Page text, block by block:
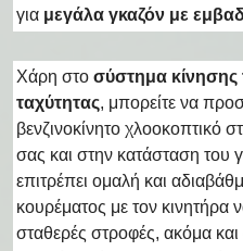
για μεγάλα γκαζόν με
Χάρη στο σύστημα
ταχύτητας, μπορείτε να
βενζινοκίνητο χλοοκοπτικό
σας και στην κατάσταση του
επιτρέπει ομαλή και
κουρέματος με τον κινητήρα
σταθερές στροφές, ακόμα και